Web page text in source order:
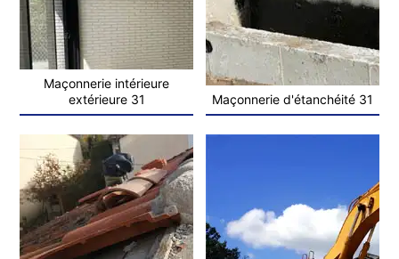
Maçonnerie intérieure
extérieure 31
Maçonnerie d'étanchéité 31